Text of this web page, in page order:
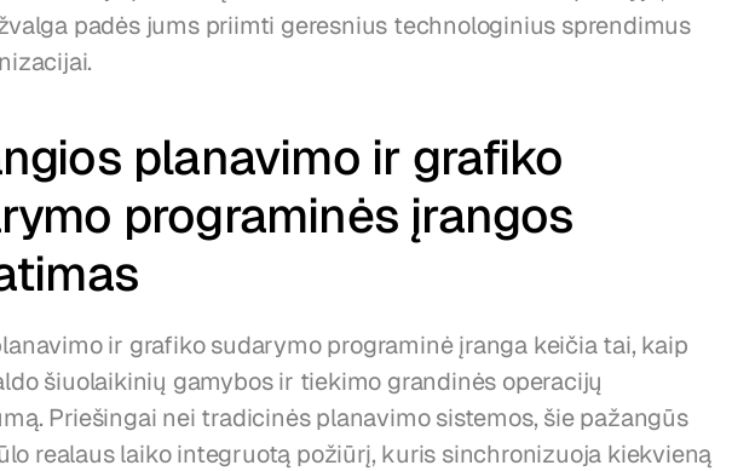
padės jums priimti geresnius technologinius sprendimus
planavimo ir grafiko
programinės įrangos
ir grafiko sudarymo programinė įranga keičia tai, kaip
šiuolaikinių gamybos ir tiekimo grandinės operacijų
Priešingai nei tradicinės planavimo sistemos, šie pažangūs
realaus laiko integruotą požiūrį, kuris sinchronizuoja kiekvieną